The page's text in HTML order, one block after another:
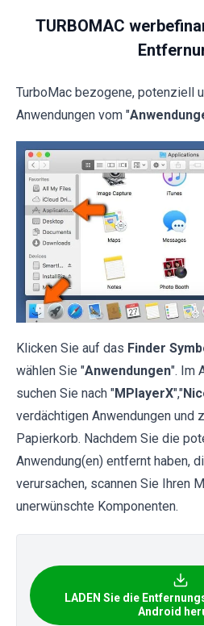
TURBOMAC
TurboMac bezogene, potenziell
Anwendungen vom "
Klicken Sie auf das Finder
wählen Sie "Anwendungen". Im
suchen Sie nach "MPlayerX","
verdächtigen Anwendungen und
Papierkorb. Nachdem Sie die
Anwendung(en) entfernt haben,
verursachen, scannen Sie Ihren
unerwünschte Komponenten.
LADEN Sie die
Android